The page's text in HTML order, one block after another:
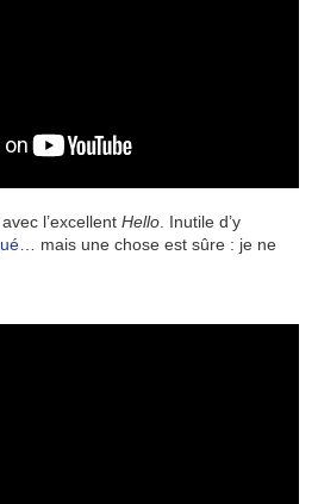
l’excellent Hello . Inutile d’y
… mais une chose est sûre : je ne